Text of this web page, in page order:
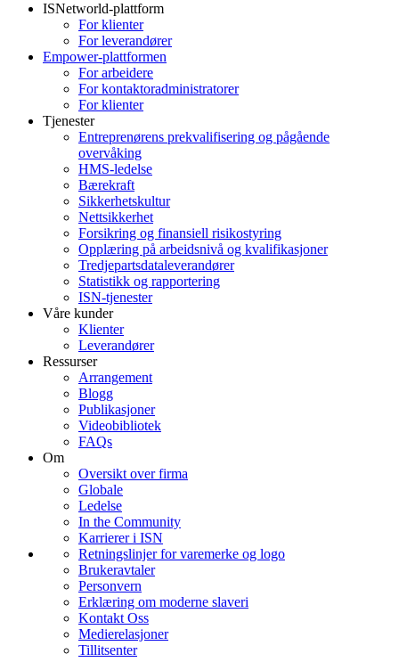
ISNetworld-plattform
For klienter
For leverandører
Empower-plattformen
For arbeidere
For kontaktoradministratorer
For klienter
Tjenester
Entreprenørens prekvalifisering og pågående
overvåking
HMS-ledelse
Bærekraft
Sikkerhetskultur
Nettsikkerhet
Forsikring og finansiell risikostyring
Opplæring på arbeidsnivå og kvalifikasjoner
Tredjepartsdataleverandører
Statistikk og rapportering
ISN-tjenester
Våre kunder
Klienter
Leverandører
Ressurser
Arrangement
Blogg
Publikasjoner
Videobibliotek
FAQs
Om
Oversikt over firma
Globale
Ledelse
In the Community
Karrierer i ISN
Retningslinjer for varemerke og logo
Brukeravtaler
Personvern
Erklæring om moderne slaveri
Kontakt Oss
Medierelasjoner
Tillitsenter